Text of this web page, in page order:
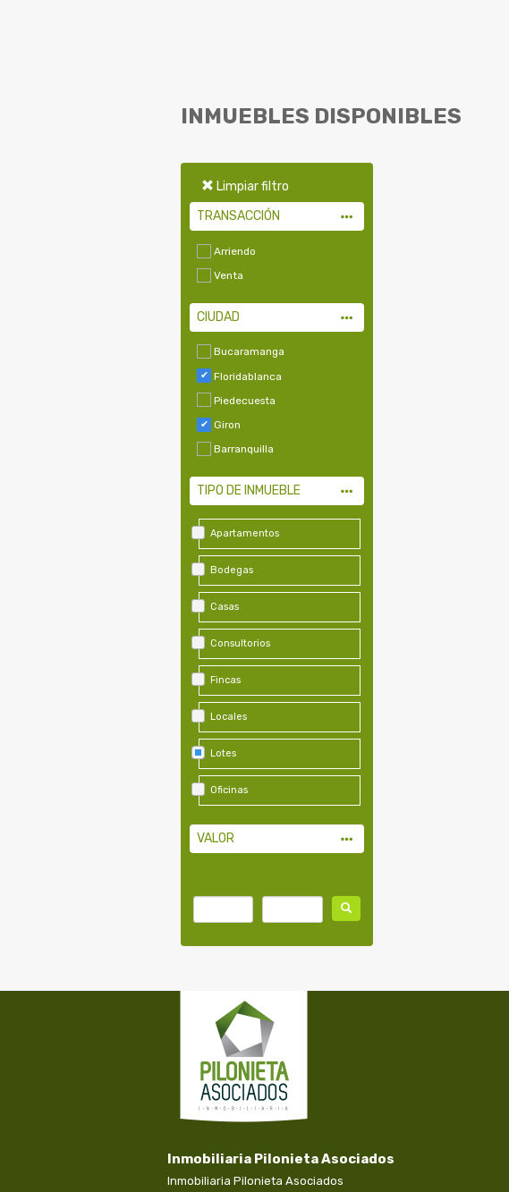
SÚPER DESTACADOS
INMUEBLES DISPONIBLES
Limpiar filtro
TRANSACCIÓN
Arriendo
Venta
CIUDAD
Bucaramanga
Floridablanca
Piedecuesta
Giron
Barranquilla
TIPO DE INMUEBLE
Apartamentos
Bodegas
Casas
Consultorios
Fincas
Locales
Lotes
Oficinas
VALOR
Inmobiliaria Pilonieta Asociados
Inmobiliaria Pilonieta Asociados